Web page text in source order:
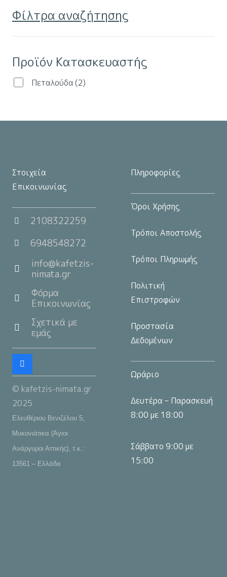
σελίδα
του
προϊόντος
Οι
επιλογές
να
επιλεγούν
του
Φίλτρα αναζήτησης
Προϊόν Κατασκευαστής
Πεταλούδα(2)
Στοιχεία
Επικοινωνίας
2108322259
6948548272
info@kafetzis-
nimata.gr
Φόρμα
Επικοινωνίας
Σχετικά με
εμάς
© kafetzis-nimata.gr
2025
Ελευθέριου Βενιζέλου 5,
Μυκονιάτικα (Άγιοι
Ανάργυροι Αττικής), τ.κ.:
13561 – Ελλάδα
Πληροφορίες
Όροι Χρήσης
Τρόποι Αποστολής
Τρόποι Πληρωμής
Πολιτική
Επιστροφών
Προστασία
Δεδομένων
Ωράριο
Δευτέρα – Παρασκευή
8:00 με 18:00
Σάββατο 9:00 με
15:00